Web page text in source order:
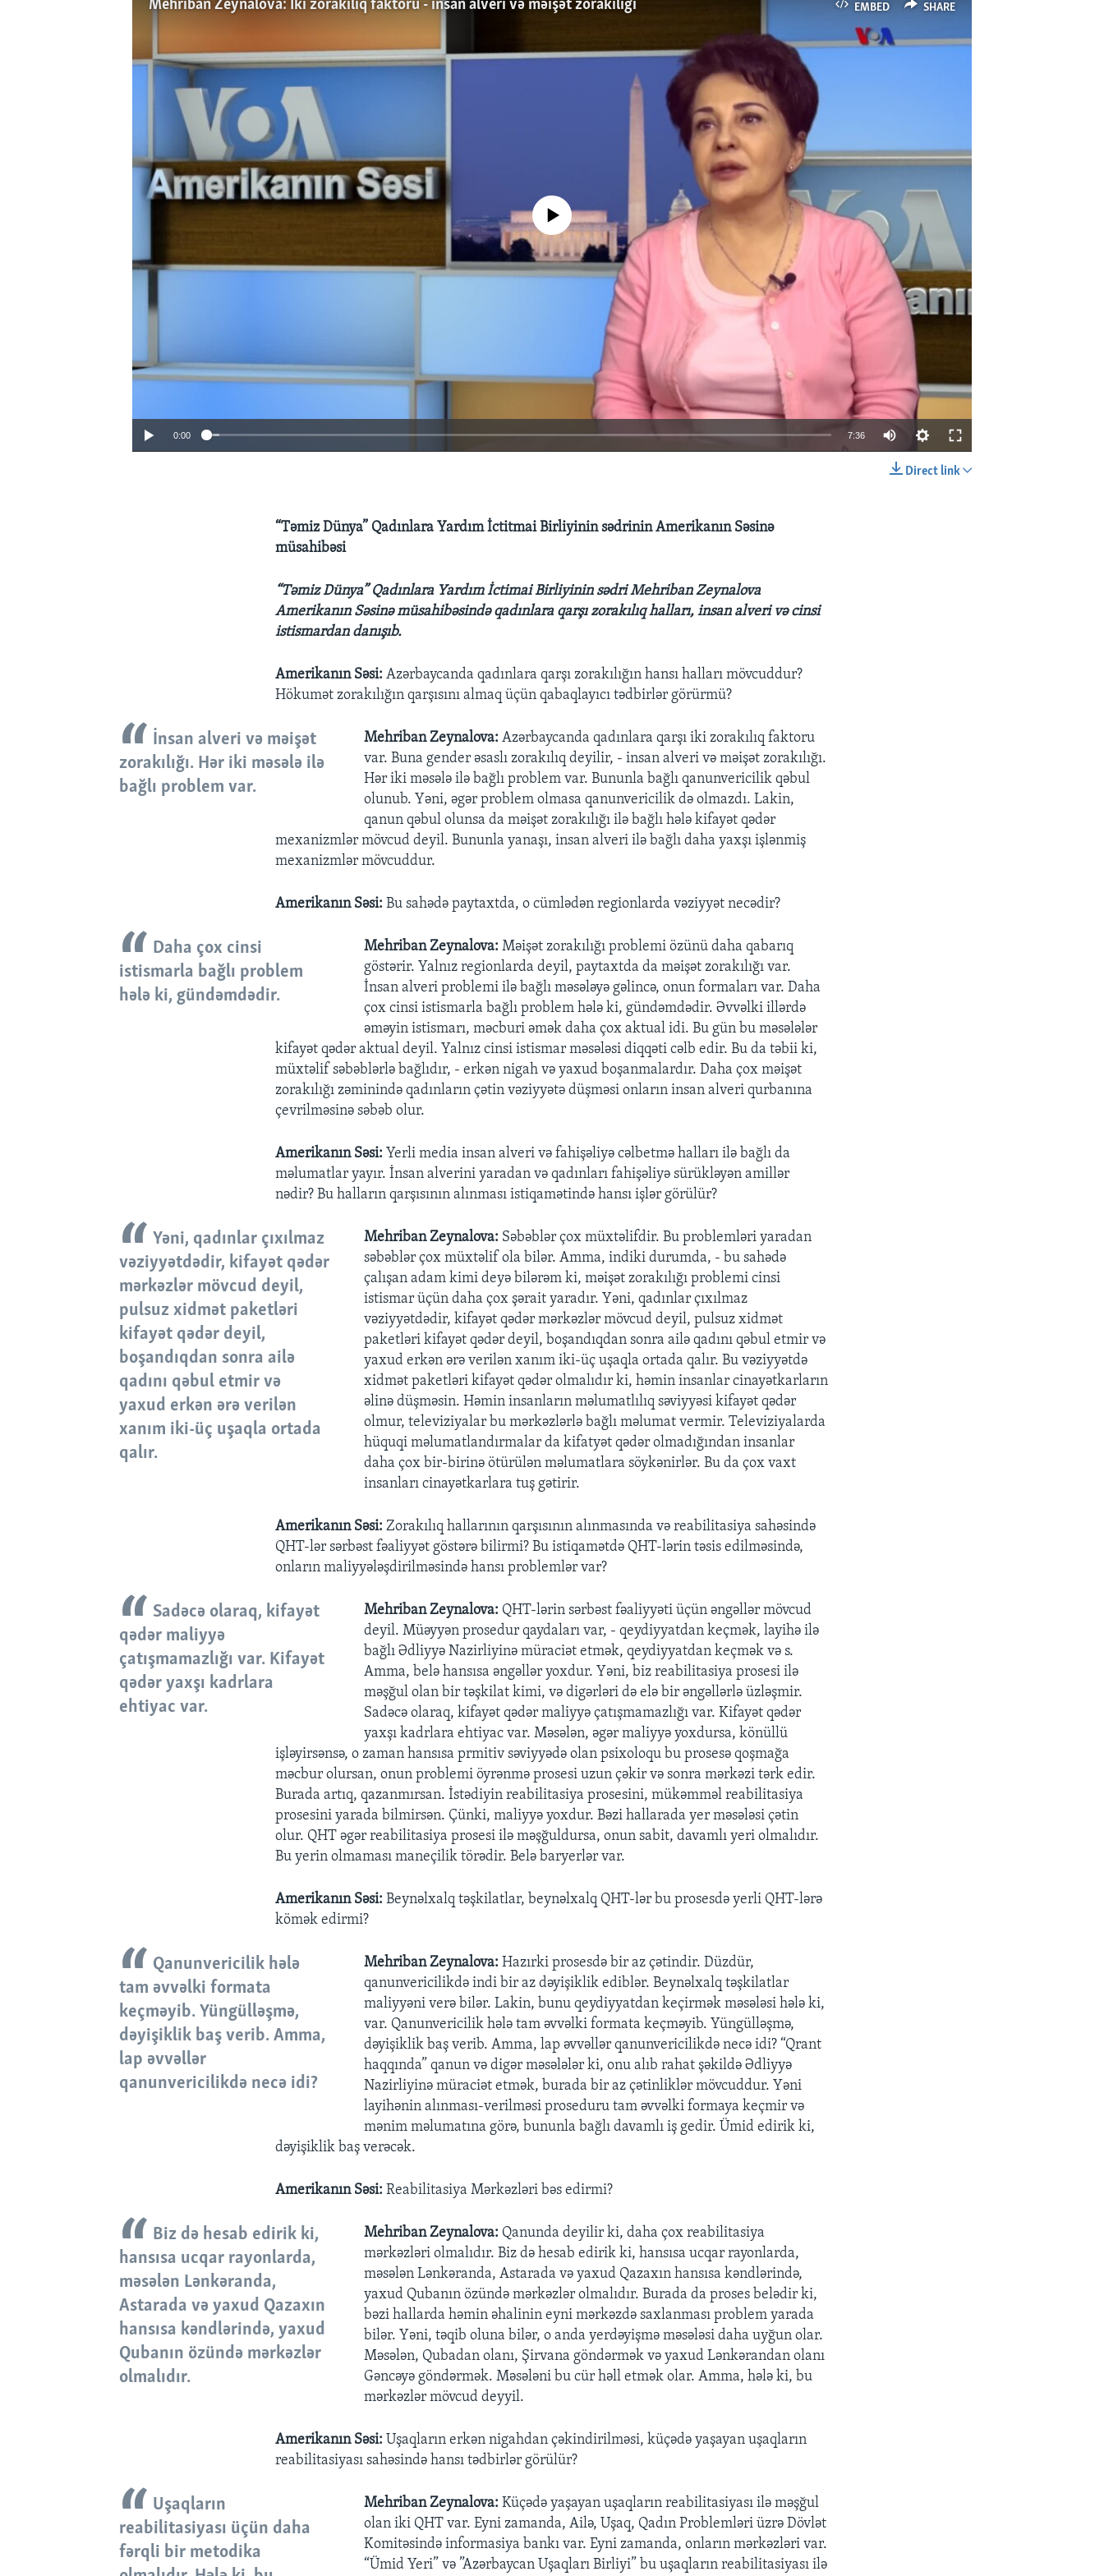
EMBED SHARE
Mehriban Zeynalova: İki zorakılıq faktoru - insan alveri və məişət zorakılığı
No media source currently available
0:00 7:36
Direct link
“Təmiz Dünya” Qadınlara Yardım İctitmai Birliyinin sədrinin Amerikanın Səsinə
müsahibəsi
“Təmiz Dünya” Qadınlara Yardım İctimai Birliyinin sədri Mehriban Zeynalova
Amerikanın Səsinə müsahibəsində qadınlara qarşı zorakılıq halları, insan alveri və cinsi
istismardan danışıb.
Amerikanın Səsi:Azərbaycanda qadınlara qarşı zorakılığın hansı halları mövcuddur?
Hökumət zorakılığın qarşısını almaq üçün qabaqlayıcı tədbirlər görürmü?
İnsan alveri və məişət
zorakılığı. Hər iki məsələ ilə
bağlı problem var.
Mehriban Zeynalova: Azərbaycanda qadınlara qarşı iki zorakılıq faktoru
var. Buna gender əsaslı zorakılıq deyilir, - insan alveri və məişət zorakılığı.
Hər iki məsələ ilə bağlı problem var. Bununla bağlı qanunvericilik qəbul
olunub. Yəni, əgər problem olmasa qanunvericilik də olmazdı. Lakin,
qanun qəbul olunsa da məişət zorakılığı ilə bağlı hələ kifayət qədər
mexanizmlər mövcud deyil. Bununla yanaşı, insan alveri ilə bağlı daha yaxşı işlənmiş
mexanizmlər mövcuddur.
Amerikanın Səsi:Bu sahədə paytaxtda, o cümlədən regionlarda vəziyyət necədir?
Daha çox cinsi
istismarla bağlı problem
hələ ki, gündəmdədir.
Mehriban Zeynalova: Məişət zorakılığı problemi özünü daha qabarıq
göstərir. Yalnız regionlarda deyil, paytaxtda da məişət zorakılığı var.
İnsan alveri problemi ilə bağlı məsələyə gəlincə, onun formaları var. Daha
çox cinsi istismarla bağlı problem hələ ki, gündəmdədir. Əvvəlki illərdə
əməyin istismarı, məcburi əmək daha çox aktual idi. Bu gün bu məsələlər
kifayət qədər aktual deyil. Yalnız cinsi istismar məsələsi diqqəti cəlb edir. Bu da təbii ki,
müxtəlif səbəblərlə bağlıdır, - erkən nigah və yaxud boşanmalardır. Daha çox məişət
zorakılığı zəminində qadınların çətin vəziyyətə düşməsi onların insan alveri qurbanına
çevrilməsinə səbəb olur.
Amerikanın Səsi: Yerli media insan alveri və fahişəliyə cəlbetmə halları ilə bağlı da
məlumatlar yayır. İnsan alverini yaradan və qadınları fahişəliyə sürükləyən amillər
nədir? Bu halların qarşısının alınması istiqamətində hansı işlər görülür?
Yəni, qadınlar çıxılmaz
vəziyyətdədir, kifayət qədər
mərkəzlər mövcud deyil,
pulsuz xidmət paketləri
kifayət qədər deyil,
boşandıqdan sonra ailə
qadını qəbul etmir və
yaxud erkən ərə verilən
xanım iki-üç uşaqla ortada
qalır.
Mehriban Zeynalova: Səbəblər çox müxtəlifdir. Bu problemləri yaradan
səbəblər çox müxtəlif ola bilər. Amma, indiki durumda, - bu sahədə
çalışan adam kimi deyə bilərəm ki, məişət zorakılığı problemi cinsi
istismar üçün daha çox şərait yaradır. Yəni, qadınlar çıxılmaz
vəziyyətdədir, kifayət qədər mərkəzlər mövcud deyil, pulsuz xidmət
paketləri kifayət qədər deyil, boşandıqdan sonra ailə qadını qəbul etmir və
yaxud erkən ərə verilən xanım iki-üç uşaqla ortada qalır. Bu vəziyyətdə
xidmət paketləri kifayət qədər olmalıdır ki, həmin insanlar cinayətkarların
əlinə düşməsin. Həmin insanların məlumatlılıq səviyyəsi kifayət qədər
olmur, televiziyalar bu mərkəzlərlə bağlı məlumat vermir. Televiziyalarda
hüquqi məlumatlandırmalar da kifatyət qədər olmadığından insanlar
daha çox bir-birinə ötürülən məlumatlara söykənirlər. Bu da çox vaxt
insanları cinayətkarlara tuş gətirir.
Amerikanın Səsi:Zorakılıq hallarının qarşısının alınmasında və reabilitasiya sahəsində
QHT-lər sərbəst fəaliyyət göstərə bilirmi? Bu istiqamətdə QHT-lərin təsis edilməsində,
onların maliyyələşdirilməsində hansı problemlər var?
Sadəcə olaraq, kifayət
qədər maliyyə
çatışmamazlığı var. Kifayət
qədər yaxşı kadrlara
ehtiyac var.
Mehriban Zeynalova: QHT-lərin sərbəst fəaliyyəti üçün əngəllər mövcud
deyil. Müəyyən prosedur qaydaları var, - qeydiyyatdan keçmək, layihə ilə
bağlı Ədliyyə Nazirliyinə müraciət etmək, qeydiyyatdan keçmək və s.
Amma, belə hansısa əngəllər yoxdur. Yəni, biz reabilitasiya prosesi ilə
məşğul olan bir təşkilat kimi, və digərləri də elə bir əngəllərlə üzləşmir.
Sadəcə olaraq, kifayət qədər maliyyə çatışmamazlığı var. Kifayət qədər
yaxşı kadrlara ehtiyac var. Məsələn, əgər maliyyə yoxdursa, könüllü
işləyirsənsə, o zaman hansısa prmitiv səviyyədə olan psixoloqu bu prosesə qoşmağa
məcbur olursan, onun problemi öyrənmə prosesi uzun çəkir və sonra mərkəzi tərk edir.
Burada artıq, qazanmırsan. İstədiyin reabilitasiya prosesini, mükəmməl reabilitasiya
prosesini yarada bilmirsən. Çünki, maliyyə yoxdur. Bəzi hallarada yer məsələsi çətin
olur. QHT əgər reabilitasiya prosesi ilə məşğuldursa, onun sabit, davamlı yeri olmalıdır.
Bu yerin olmaması maneçilik törədir. Belə baryerlər var.
Amerikanın Səsi: Beynəlxalq təşkilatlar, beynəlxalq QHT-lər bu prosesdə yerli QHT-lərə
kömək edirmi?
Qanunvericilik hələ
tam əvvəlki formata
keçməyib. Yüngülləşmə,
dəyişiklik baş verib. Amma,
lap əvvəllər
qanunvericilikdə necə idi?
Mehriban Zeynalova: Hazırki prosesdə bir az çətindir. Düzdür,
qanunvericilikdə indi bir az dəyişiklik ediblər. Beynəlxalq təşkilatlar
maliyyəni verə bilər. Lakin, bunu qeydiyyatdan keçirmək məsələsi hələ ki,
var. Qanunvericilik hələ tam əvvəlki formata keçməyib. Yüngülləşmə,
dəyişiklik baş verib. Amma, lap əvvəllər qanunvericilikdə necə idi? “Qrant
haqqında” qanun və digər məsələlər ki, onu alıb rahat şəkildə Ədliyyə
Nazirliyinə müraciət etmək, burada bir az çətinliklər mövcuddur. Yəni
layihənin alınması-verilməsi proseduru tam əvvəlki formaya keçmir və
mənim məlumatına görə, bununla bağlı davamlı iş gedir. Ümid edirik ki,
dəyişiklik baş verəcək.
Amerikanın Səsi: Reabilitasiya Mərkəzləri bəs edirmi?
Biz də hesab edirik ki,
hansısa ucqar rayonlarda,
məsələn Lənkəranda,
Astarada və yaxud Qazaxın
hansısa kəndlərində, yaxud
Qubanın özündə mərkəzlər
olmalıdır.
Mehriban Zeynalova: Qanunda deyilir ki, daha çox reabilitasiya
mərkəzləri olmalıdır. Biz də hesab edirik ki, hansısa ucqar rayonlarda,
məsələn Lənkəranda, Astarada və yaxud Qazaxın hansısa kəndlərində,
yaxud Qubanın özündə mərkəzlər olmalıdır. Burada da proses belədir ki,
bəzi hallarda həmin əhalinin eyni mərkəzdə saxlanması problem yarada
bilər. Yəni, təqib oluna bilər, o anda yerdəyişmə məsələsi daha uyğun olar.
Məsələn, Qubadan olanı, Şirvana göndərmək və yaxud Lənkərandan olanı
Gəncəyə göndərmək. Məsələni bu cür həll etmək olar. Amma, hələ ki, bu
mərkəzlər mövcud deyyil.
Amerikanın Səsi: Uşaqların erkən nigahdan çəkindirilməsi, küçədə yaşayan uşaqların
reabilitasiyası sahəsində hansı tədbirlər görülür?
Uşaqların
reabilitasiyası üçün daha
fərqli bir metodika
Mehriban Zeynalova: Küçədə yaşayan uşaqların reabilitasiyası ilə məşğul
olan iki QHT var. Eyni zamanda, Ailə, Uşaq, Qadın Problemləri üzrə Dövlət
Komitəsində informasiya bankı var. Eyni zamanda, onların mərkəzləri var.
“Ümid Yeri” və ”Azərbaycan Uşaqları Birliyi” bu uşaqların reabilitasiyası ilə